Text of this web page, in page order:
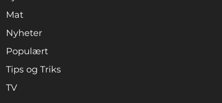
Mat
Nyheter
Populært
Tips og Triks
TV